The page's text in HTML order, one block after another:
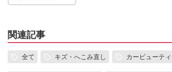
関連記事
全て キズ・へこみ直し カービューテ